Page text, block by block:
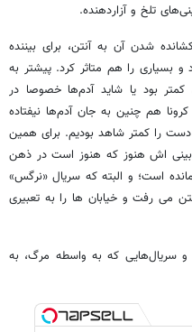
تلخ و آزاردهنده.
شدن آن به آنتن، برای بیننده
و بسیاری را هم متاثر کرد. پیشتر به
کمتر بود یا شاید آدم‌ها خصوصا در
هم چنین به جان آدم‌ها نیفتاده
دست را کمتر شاهد بودیم. برای همین
بینی اش هنوز که هنوز است در ذهن
است؛ و البته که سریال «نرگس»
می رفت و خیابان ها را به تعبیری
سریال‌هایی که به واسطه مرگ، به